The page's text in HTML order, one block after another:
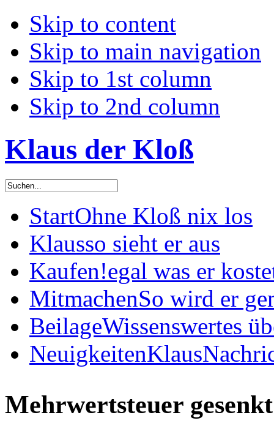
Skip to content
Skip to main navigation
Skip to 1st column
Skip to 2nd column
Klaus der Kloß
StartOhne Kloß nix los
Klausso sieht er aus
Kaufen!egal was er
MitmachenSo wird er
BeilageWissenswertes
Neuigkeiten
Mehrwertsteuer gesenkt